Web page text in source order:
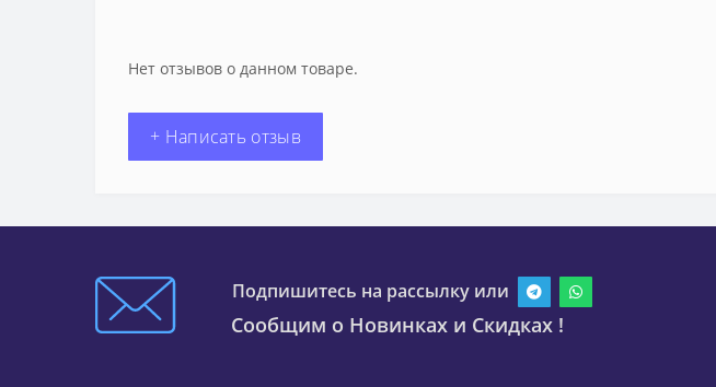
Нет отзывов о данном товаре.
+ Написать отзыв
Подпишитесь на рассылку или
Сообщим о Новинках и Скидках !